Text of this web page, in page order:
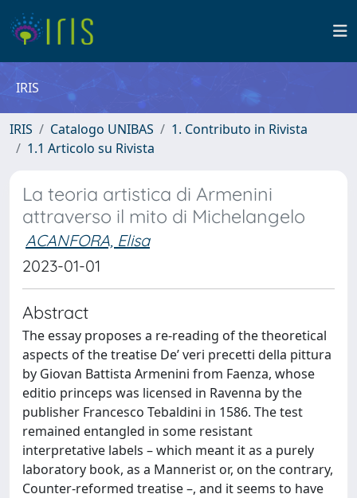
IRIS
IRIS Catalogo UNIBAS
1. Contributo in Rivista
1.1 Articolo su Rivista
La teoria artistica di Armenini
attraverso il mito di Michelangelo
ACANFORA, Elisa
2023-01-01
Abstract
The essay proposes a re-reading of the theoretical
aspects of the treatise De’ veri precetti della pittura
by Giovan Battista Armenini from Faenza, whose
editio princeps was licensed in Ravenna by the
publisher Francesco Tebaldini in 1586. The test
remained entangled in some resistant
interpretative labels – which meant it as a purely
laboratory book, as a Mannerist or, on the contrary,
Counter-reformed treatise –, and it seems to have